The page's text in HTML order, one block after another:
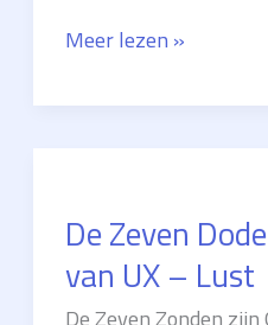
De
Dodelijke
–
Hebzucht
Meer lezen »
De Zeven
van UX – Lust
De Zeven Zonden